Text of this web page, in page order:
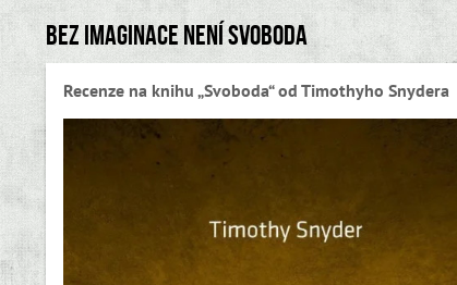
Bez imaginace není svoboda
Recenze na knihu „Svoboda“ od Timothyho Snydera